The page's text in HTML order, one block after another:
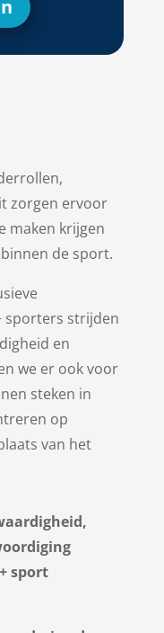
zorgen ervoor
maken krijgen
de sport.
sporters strijden
en
we er ook voor
steken in
op
van het
sport